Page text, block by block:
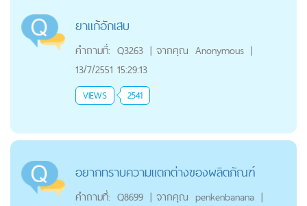
ยาแก้อักเสบ
คำถามที่: Q3263 | จากคุณ Anonymous |
13/7/2551 15:29:13
VIEWS 2541
อยากทราบความแตกต่างของผลิตภัณฑ์
คำถามที่: Q8699 | จากคุณ penkenbanana |